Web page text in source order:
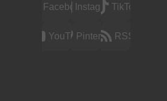
FacebookInstagramTikTok
YouTubePinterest RSS